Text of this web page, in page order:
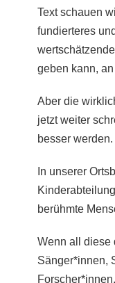
Text schauen
fundierteres
geben kann,
Aber die
jetzt weiter
besser werden.
In unserer
berühmte
Wenn all diese
Sänger*innen,